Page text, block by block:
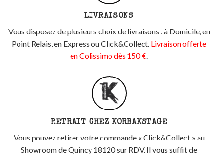
LIVRAISONS
Vous disposez de plusieurs choix de livraisons : à Domicile, en
Point Relais, en Express ou Click&Collect. Livraison offerte
en Colissimo dès 150 €.
RETRAIT CHEZ KORBAKSTAGE
Vous pouvez retirer votre commande « Click&Collect » au
Showroom de Quincy 18120 sur RDV. Il vous suffit de